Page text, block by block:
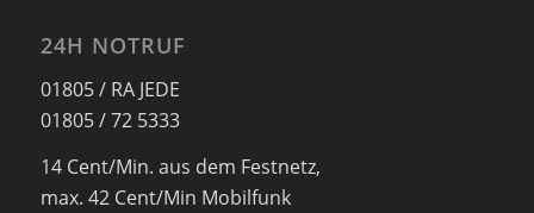
24H NOTRUF
01805 / RA JEDE
01805 / 72 5333
14 Cent/Min. aus dem Festnetz,
max. 42 Cent/Min Mobilfunk